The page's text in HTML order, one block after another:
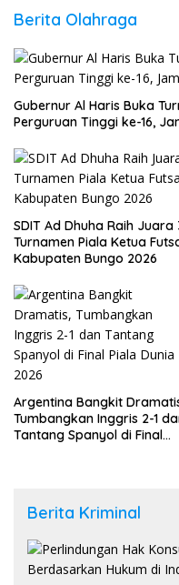
Berita Olahraga
Gubernur Al Haris Buka
Perguruan Tinggi ke-16,
SDIT Ad Dhuha Raih Juara
Turnamen Piala Ketua
Kabupaten Bungo 2026
Argentina Bangkit
Tumbangkan Inggris 2-1
Tantang Spanyol di Final
Berita Kriminal